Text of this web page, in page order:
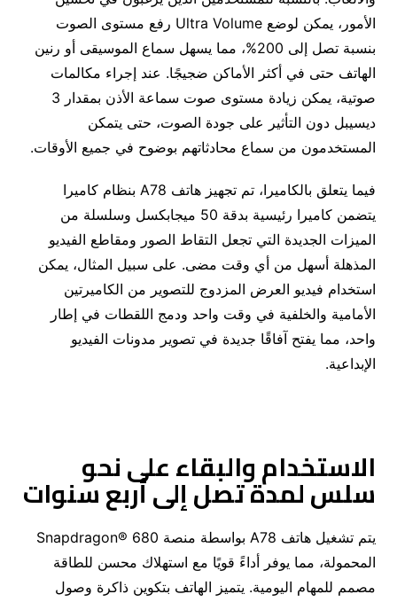
الأمور، يمكن لوضع Ultra Volume رفع مستوى الصوت
بنسبة تصل إلى 200%، مما يسهل سماع الموسيقى أو رنين
الهاتف حتى في أكثر الأماكن ضجيجًا. عند إجراء مكالمات
صوتية، يمكن زيادة مستوى صوت سماعة الأذن بمقدار 3
ديسيبل دون التأثير على جودة الصوت، حتى يتمكن
المستخدمون من سماع محادثاتهم بوضوح في جميع الأوقات.
فيما يتعلق بالكاميرا، تم تجهيز هاتف A78 بنظام كاميرا
يتضمن كاميرا رئيسية بدقة 50 ميجابكسل وسلسلة من
الميزات الجديدة التي تجعل التقاط الصور ومقاطع الفيديو
المذهلة أسهل من أي وقت مضى. على سبيل المثال، يمكن
استخدام فيديو العرض المزدوج للتصوير من الكاميرتين
الأمامية والخلفية في وقت واحد ودمج اللقطات في إطار
واحد، مما يفتح آفاقًا جديدة في تصوير مدونات الفيديو
الإبداعية.
الاستخدام والبقاء على نحو
سلس لمدة تصل إلى أربع سنوات
يتم تشغيل هاتف A78 بواسطة منصة Snapdragon® 680
المحمولة، مما يوفر أداءً قويًا مع استهلاك محسن للطاقة
مصمم للمهام اليومية. يتميز الهاتف بتكوين ذاكرة وصول